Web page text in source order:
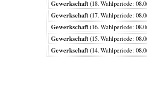
Gewerkschaft(18. Wahlperiode:
Gewerkschaft(17. Wahlperiode:
Gewerkschaft(16. Wahlperiode:
Gewerkschaft(15. Wahlperiode:
Gewerkschaft(14. Wahlperiode: